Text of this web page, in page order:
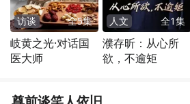
访谈 全5集
岐黄之光·对话国
医大师
人文 全1集
濮存昕：从心所
欲，不逾矩